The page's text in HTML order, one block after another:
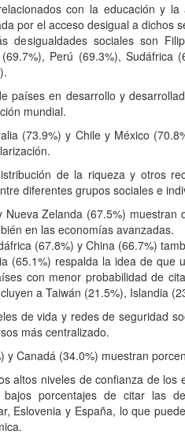
con la educación y
por el acceso desigual a dichos
sociales son
Perú (69.3%), Sudáfrica
países en desarrollo y
mundial.
(73.9%) y Chile y México
de la riqueza y otros
diferentes grupos sociales e
Zelanda (67.5%)
en las economías avanzadas.
(67.8%) y China (66.7%)
(65.1%) respalda la idea de que
con menor probabilidad de
a Taiwán (21.5%), Islandia
de vida y redes de seguridad
más centralizado.
y Canadá (34.0%) muestran
altos niveles de confianza de
porcentajes de citar las
Eslovenia y España, lo que